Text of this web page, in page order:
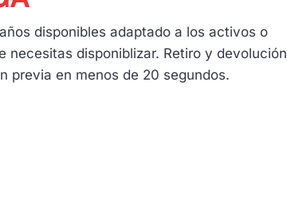
disponibles adaptado a los activos o
necesitas disponiblizar. Retiro y devolución
previa en menos de 20 segundos.